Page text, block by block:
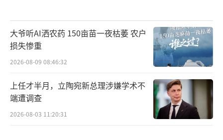
大爷听AI洒农药 150亩苗一夜枯萎 农户
损失惨重
2026-08-09 08:46:32
上任才半月，立陶宛新总理涉嫌学术不
端遭调查
2026-08-03 11:20:31